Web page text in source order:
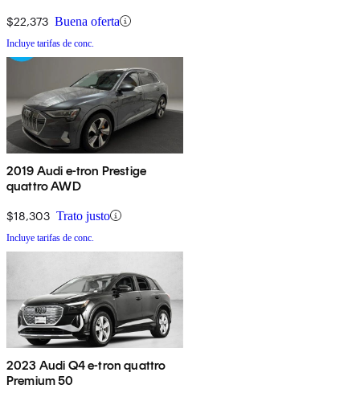
$22,373 Buena oferta
Incluye tarifas de conc.
2019 Audi e-tron Prestige
quattro AWD
$18,303 Trato justo
Incluye tarifas de conc.
2023 Audi Q4 e-tron quattro
Premium 50